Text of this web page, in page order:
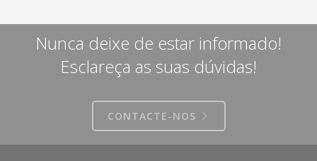
Nunca deixe de estar informado!
Esclareça as suas dúvidas!
CONTACTE-NOS